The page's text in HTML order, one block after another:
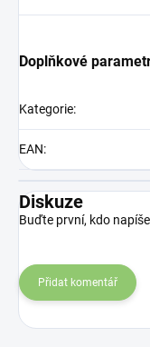
Doplňkové
Kategorie:
EAN:
Diskuze
Buďte první, kdo
Přidat komentář